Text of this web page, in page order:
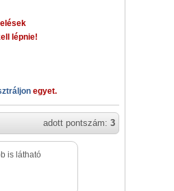
lépnie!
egyet.
adott pontszám: 3
is látható